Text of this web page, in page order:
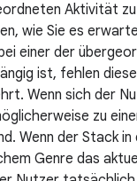
Aktivität
wie Sie es
einer der
ist, fehlen
Wenn sich der
zu
Wenn der Stack
Genre das